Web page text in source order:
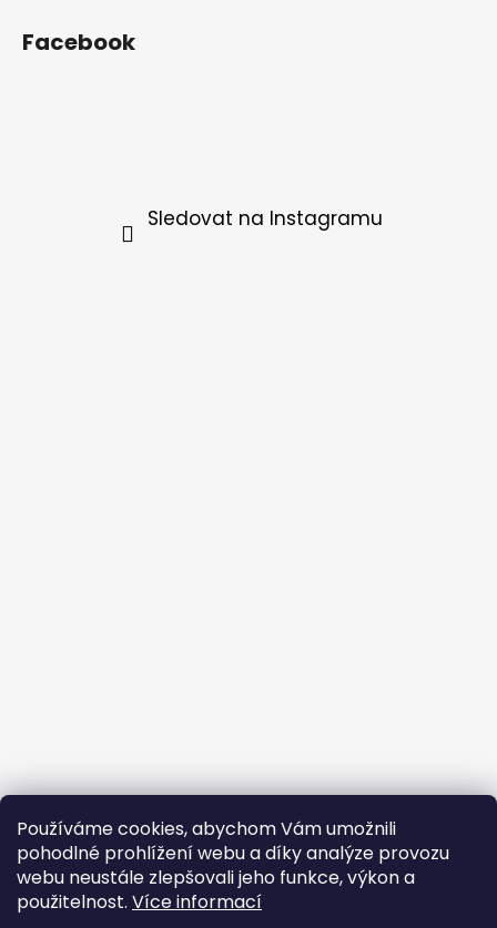
Používáme cookies, abychom Vám umožnili
pohodlné prohlížení webu a díky analýze provozu
webu neustále zlepšovali jeho funkce, výkon a
použitelnost. Více informací
Facebook
Sledovat na Instagramu